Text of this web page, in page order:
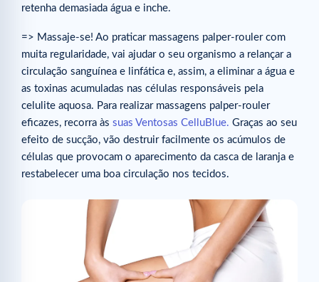
retenha demasiada água e inche.
=> Massaje-se! Ao praticar massagens palper-rouler com
muita regularidade, vai ajudar o seu organismo a relançar a
circulação sanguínea e linfática e, assim, a eliminar a água e
as toxinas acumuladas nas células responsáveis pela
celulite aquosa. Para realizar massagens palper-rouler
eficazes, recorra às suas Ventosas CelluBlue. Graças ao seu
efeito de sucção, vão destruir facilmente os acúmulos de
células que provocam o aparecimento da casca de laranja e
restabelecer uma boa circulação nos tecidos.